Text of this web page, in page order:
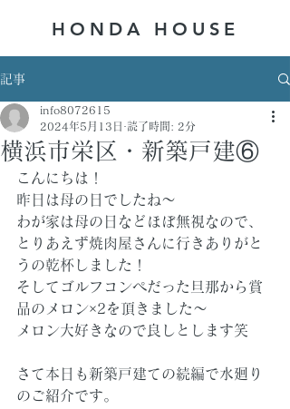
HONDA ​HOUSE
記事
横浜市栄区・新築戸建⑥
info8072615
2024年5月13日
読了時間: 2分
こんにちは！
昨日は母の日でしたね～
わが家は母の日などほぼ無視なので、
とりあえず焼肉屋さんに行きありがと
うの乾杯しました！
そしてゴルフコンペだった旦那から賞
品のメロン×2を頂きました～
メロン大好きなので良しとします笑
さて本日も新築戸建ての続編で水廻り
のご紹介です。